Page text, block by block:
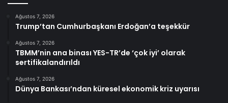
Ağustos 7, 2026
Trump’tan Cumhurbaşkanı Erdoğan’a teşekkür
Ağustos 7, 2026
TBMM’nin ana binası YES-TR’de ‘çok iyi’ olarak
sertifikalandırıldı
Ağustos 7, 2026
Dünya Bankası’ndan küresel ekonomik kriz uyarısı